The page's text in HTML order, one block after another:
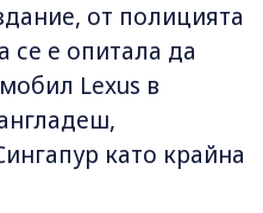
от полицията
се е опитала да
Lexus в
като крайна